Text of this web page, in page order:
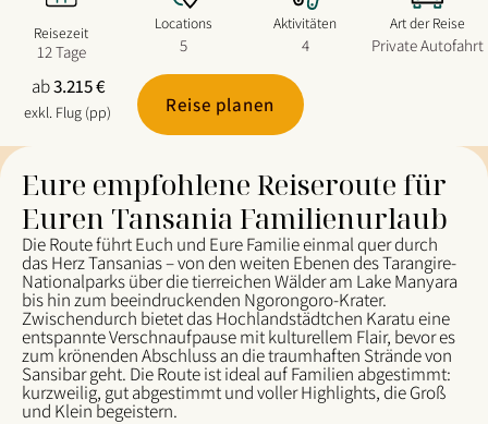
Reisezeit
12 Tage
Locations
5
Aktivitäten
4
Art der Reise
Private Autofahrt
ab3.215 €
exkl. Flug (pp) Reise planen
Eure empfohlene Reiseroute für
Euren Tansania Familienurlaub
Die Route führt Euch und Eure Familie einmal quer durch
das Herz Tansanias – von den weiten Ebenen des Tarangire-
Nationalparks über die tierreichen Wälder am Lake Manyara
bis hin zum beeindruckenden Ngorongoro-Krater.
Zwischendurch bietet das Hochlandstädtchen Karatu eine
entspannte Verschnaufpause mit kulturellem Flair, bevor es
zum krönenden Abschluss an die traumhaften Strände von
Sansibar geht. Die Route ist ideal auf Familien abgestimmt:
kurzweilig, gut abgestimmt und voller Highlights, die Groß
und Klein begeistern.